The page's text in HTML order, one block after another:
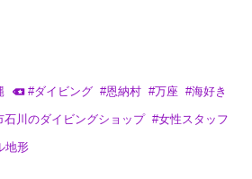
#ダイビング #恩納村 #万座 #海好き
石川のダイビングショップ #女性スタッフ
地形